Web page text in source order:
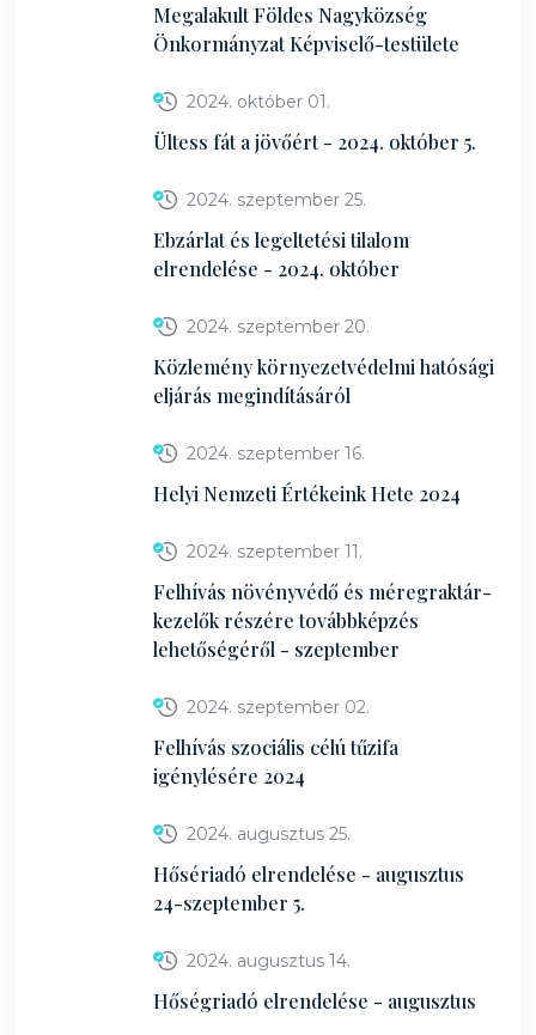
Megalakult Földes Nagyközség
Önkormányzat Képviselő-testülete
2024. október 01.
Ültess fát a jövőért - 2024. október 5.
2024. szeptember 25.
Ebzárlat és legeltetési tilalom
elrendelése - 2024. október
2024. szeptember 20.
Közlemény környezetvédelmi hatósági
eljárás megindításáról
2024. szeptember 16.
Helyi Nemzeti Értékeink Hete 2024
2024. szeptember 11.
Felhívás növényvédő és méregraktár-
kezelők részére továbbképzés
lehetőségéről - szeptember
2024. szeptember 02.
Felhívás szociális célú tűzifa
igénylésére 2024
2024. augusztus 25.
Hősériadó elrendelése - augusztus
24-szeptember 5.
2024. augusztus 14.
Hőségriadó elrendelése - augusztus